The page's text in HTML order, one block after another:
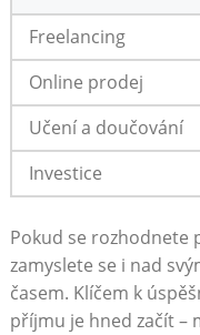
Freelancing
Online prodej
Učení ​a doučování
Investice
Pokud⁢ se rozhodnete
zamyslete se⁤ i nad
časem.⁤ Klíčem k
příjmu​ je hned začít⁢ –⁢